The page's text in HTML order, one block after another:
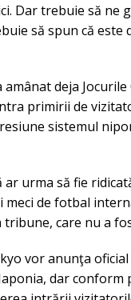
Dar trebuie să ne
să spun că este
deja
primirii de
sistemul
urma să fie
de fotbal
care nu a
vor anunţa
dar conform